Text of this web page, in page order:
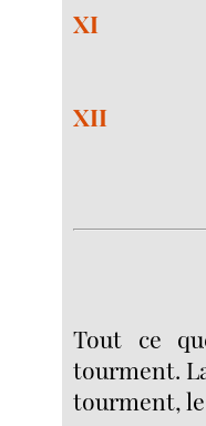
XI
XII
Tout ce
tourment.
tourment,